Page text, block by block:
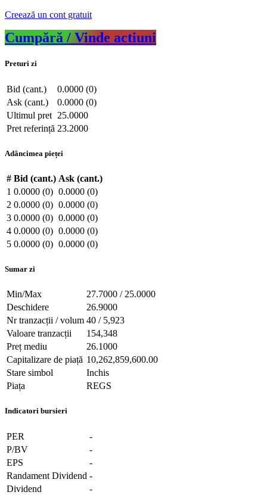
Creează un cont gratuit
Cumpără / Vinde actiuni
Preturi zi
Bid (cant.)
0.0000 (0)
Ask (cant.)
0.0000 (0)
Ultimul pret 25.0000
Pret referință 23.2000
Adâncimea pieței
# Bid (cant.) Ask (cant.)
1 0.0000 (0) 0.0000 (0)
2 0.0000 (0) 0.0000 (0)
3 0.0000 (0) 0.0000 (0)
4 0.0000 (0) 0.0000 (0)
5 0.0000 (0) 0.0000 (0)
Sumar zi
Min/Max
27.7000 / 25.0000
Deschidere
26.9000
Nr tranzacții / volum 40 / 5,923
Valoare tranzacții
154,348
Preț mediu
26.1000
Capitalizare de piață 10,262,859,600.00
Stare simbol
Inchis
Piața
REGS
Indicatori bursieri
PER
-
P/BV
-
EPS
-
Randament Dividend -
Dividend
-